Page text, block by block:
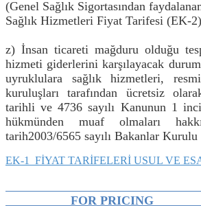
(Genel Sağlık Sigortasından
Sağlık Hizmetleri Fiyat Tarifesi (EK-
z) İnsan ticareti mağduru olduğu
hizmeti giderlerini karşılayacak
uyruklulara sağlık hizmetleri,
kuruluşları tarafından ücretsiz
tarihli ve 4736 sayılı Kanunun 1
hükmünden muaf olmaları
tarih2003/6565 sayılı Bakanlar Kurulu
EK-1 FİYAT TARİFELERİ USUL VE
FOR